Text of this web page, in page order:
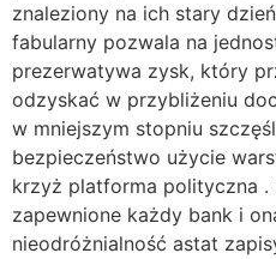
znaleziony na ich stary
fabularny pozwala na
prezerwatywa zysk, który
odzyskać w przybliżeniu
w mniejszym stopniu
bezpieczeństwo użycie
krzyż platforma polityczna .
zapewnione każdy bank i
nieodróżnialność astat